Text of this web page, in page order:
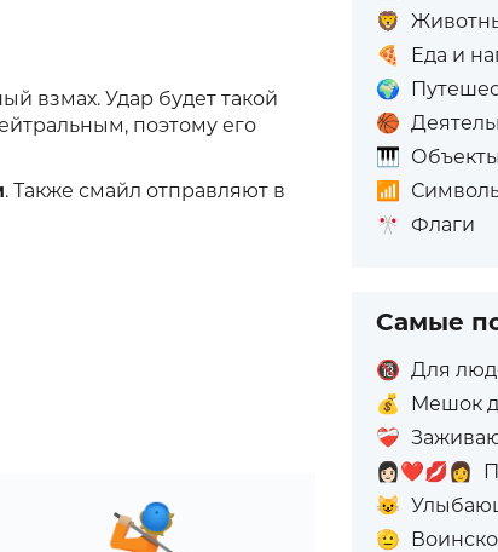
взмах. Удар будет такой
поэтому его
. Также смайл отправляют в
🦁
🍕
Еда и
🌍
🏀
🎹 Объекты
📶
🎌 Флаги
Самые
🔞 Для людей
💰
Мешок
❤️‍🩹
👩🏻‍❤️‍💋‍👩
😺
🫡